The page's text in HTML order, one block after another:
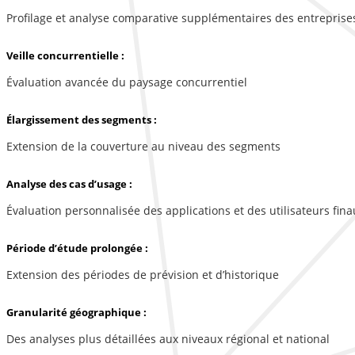
Profilage et analyse comparative supplémentaires des
Veille concurrentielle :
Évaluation avancée du paysage concurrentiel
Élargissement des segments :
Extension de la couverture au niveau des segments
Analyse des cas d’usage :
Évaluation personnalisée des applications et des utilisateurs
Période d’étude prolongée :
Extension des périodes de prévision et d’historique
Granularité géographique :
Des analyses plus détaillées aux niveaux régional et national